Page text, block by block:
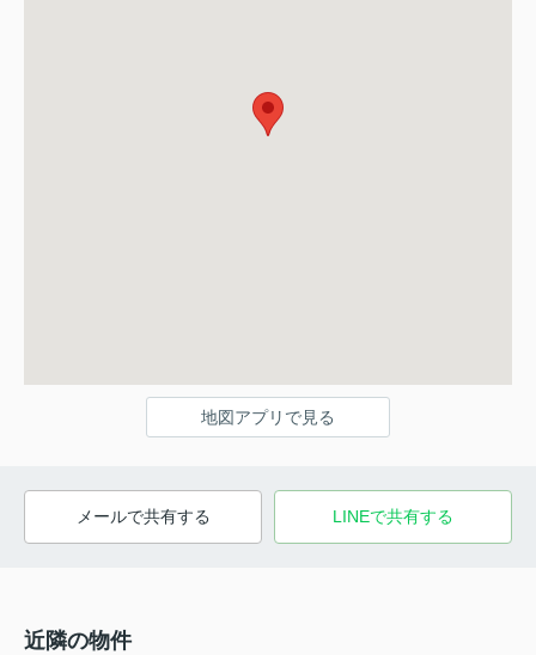
地図アプリで見る
メールで共有する LINEで共有する
近隣の物件